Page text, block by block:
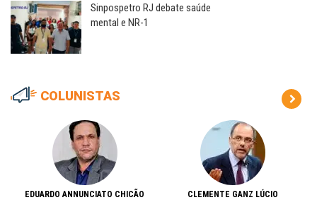
Sinpospetro RJ debate saúde
mental e NR-1
COLUNISTAS
EDUARDO ANNUNCIATO CHICÃO CLEMENTE GANZ LÚCIO